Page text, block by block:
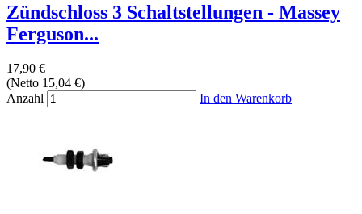
Zündschloss 3 Schaltstellungen - Massey
Ferguson...
17,90 €
(Netto 15,04 €)
Anzahl
In den Warenkorb